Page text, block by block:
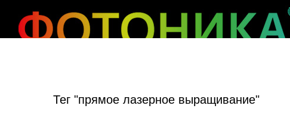
Тег "прямое лазерное выращивание"